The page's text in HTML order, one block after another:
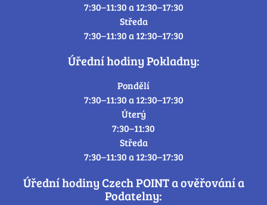
7:30–11:30 a 12:30–17:30
Středa
7:30–11:30 a 12:30–17:30
Úřední hodiny Pokladny:
Pondělí
7:30–11:30 a 12:30–17:30
Úterý
7:30–11:30
Středa
7:30–11:30 a 12:30–17:30
Úřední hodiny Czech POINT a ověřování a
Podatelny: